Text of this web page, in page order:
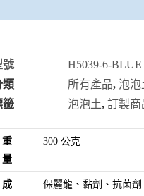
號
H5039-6-BLUE
類
所有產品, 泡泡
籤
泡泡土, 訂製商
重
量
300 公克
成
保麗龍、黏劑、抗菌